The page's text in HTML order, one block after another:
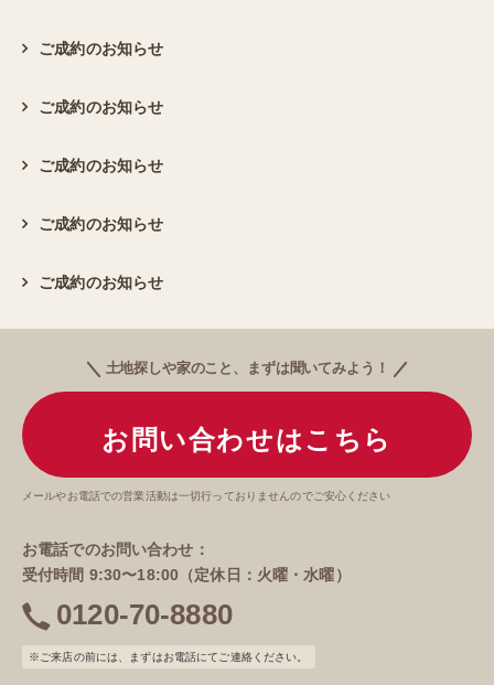
ご成約のお知らせ
ご成約のお知らせ
ご成約のお知らせ
ご成約のお知らせ
ご成約のお知らせ
土地探しや家のこと、まずは聞いてみよう！
お問い合わせはこちら
メールやお電話での営業活動は一切行っておりませんのでご安心ください
お電話でのお問い合わせ：
受付時間 9:30〜18:00（定休日：火曜・水曜）
電
話
0120-70-8880
※ご来店の前には、まずはお電話にてご連絡ください。